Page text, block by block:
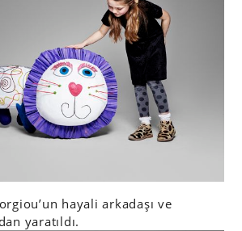
hayali arkadaşı ve
yaratıldı.